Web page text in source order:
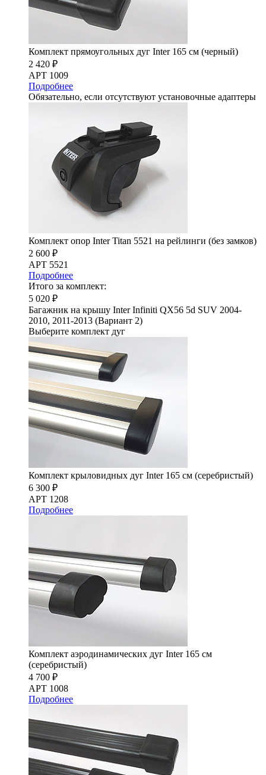
Комплект прямоугольных дуг Inter 165 см (черный)
2 420 ₽
АРТ 1009
Подробнее
Обязательно, если отсутствуют установочные адаптеры
Комплект опор Inter Titan 5521 на рейлинги (без замков)
2 600 ₽
АРТ 5521
Подробнее
Итого за комплект:
5 020 ₽
Багажник на крышу Inter Infiniti QX56 5d SUV 2004-
2010, 2011-2013 (Вариант 2)
Выберите комплект дуг
Комплект крыловидных дуг Inter 165 см (серебристый)
6 300 ₽
АРТ 1208
Подробнее
Комплект аэродинамических дуг Inter 165 см
(серебристый)
4 700 ₽
АРТ 1008
Подробнее